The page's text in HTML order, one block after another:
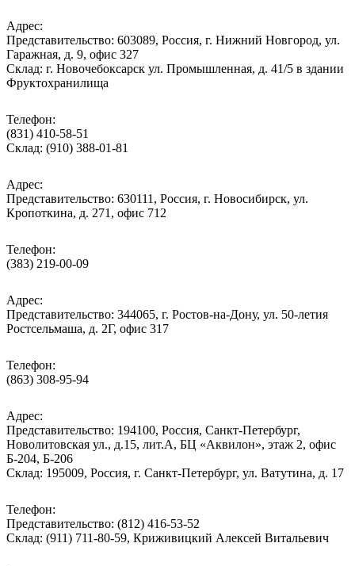
Адрес:
Представительство: 603089, Россия, г. Нижний Новгород, ул.
Гаражная, д. 9, офис 327
Склад: г. Новочебоксарск ул. Промышленная, д. 41/5 в здании
Фруктохранилища
Телефон:
(831) 410-58-51
Склад: (910) 388-01-81
Адрес:
Представительство: 630111, Россия, г. Новосибирск, ул.
Кропоткина, д. 271, офис 712
Телефон:
(383) 219-00-09
Адрес:
Представительство: 344065, г. Ростов-на-Дону, ул. 50-летия
Ростсельмаша, д. 2Г, офис 317
Телефон:
(863) 308-95-94
Адрес:
Представительство: 194100, Россия, Санкт-Петербург,
Новолитовская ул., д.15, лит.А, БЦ «Аквилон», этаж 2, офис
Б-204, Б-206
Склад: 195009, Россия, г. Санкт-Петербург, ул. Ватутина, д. 17
Телефон:
Представительство: (812) 416-53-52
Склад: (911) 711-80-59, Криживицкий Алексей Витальевич